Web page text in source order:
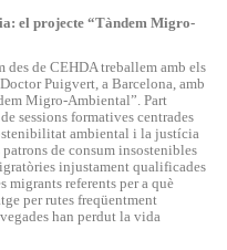
el projecte “Tàndem Migro-
des de CEHDA treballem amb els
Puigvert, a Barcelona, amb
Migro-Ambiental”. Part
sessions formatives centrades
ambiental i la justícia
de consum insostenibles
injustament qualificades
migrants referents per a què
per rutes freqüentment
han perdut la vida